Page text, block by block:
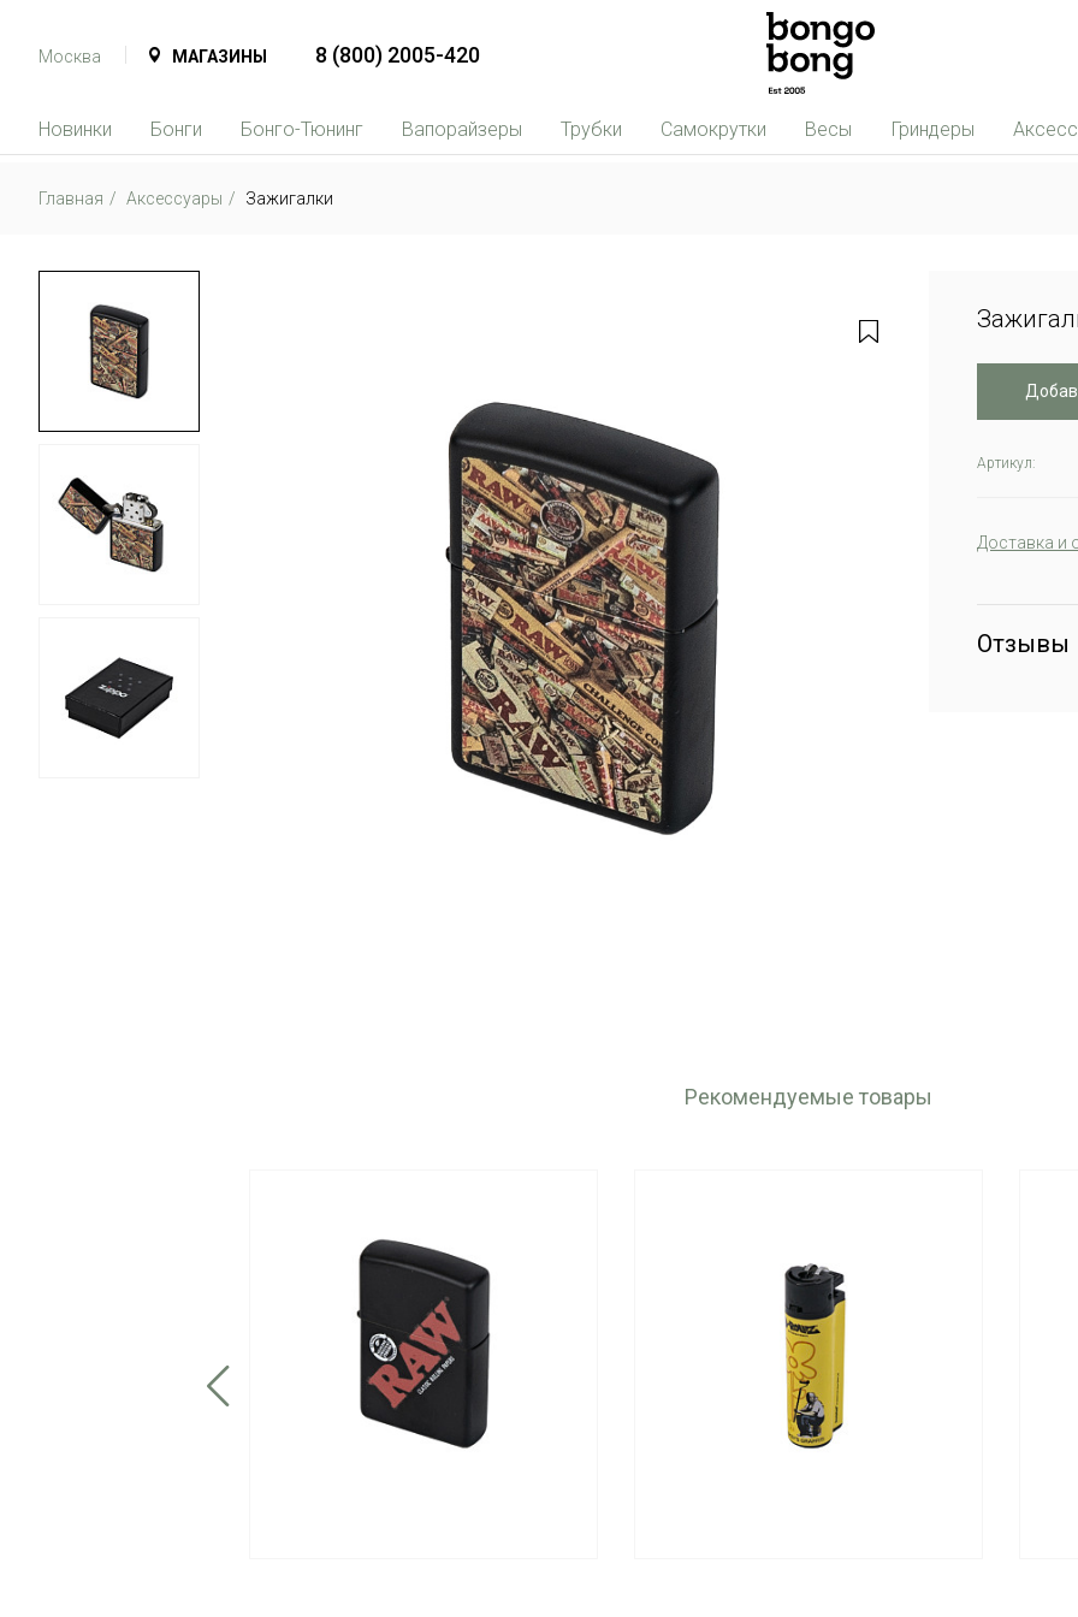
Москва МАГАЗИНЫ 8 (800) 2005-420
Новинки Бонги Бонго-Тюнинг Вапорайзеры Трубки Самокрутки Весы Гриндеры
Главная Аксессуары Зажигалки
Артикул:
Доставка и
Отзывы
Рекомендуемые товары